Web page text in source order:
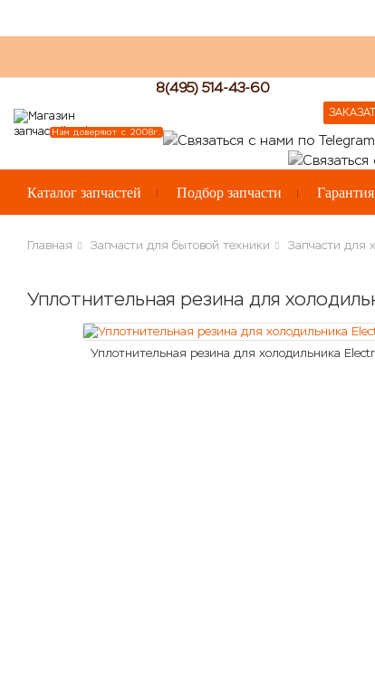
Нам доверяют с 2008г.
8(495) 514-43-60
Каталог запчастей Подбор запчасти
Главная Запчасти для бытовой техники Запчасти для
Уплотнительная резина для
Уплотнительная резина для холодильника